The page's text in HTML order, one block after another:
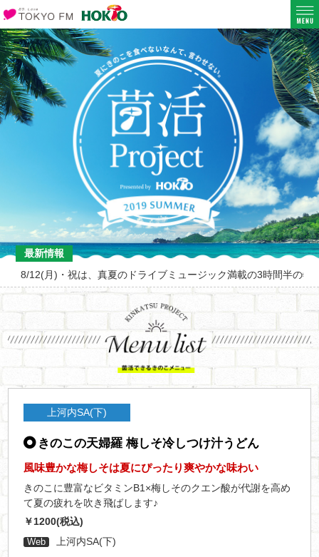
最新情報
8/12(月)・祝は、真夏のドライブミュージック満載の3時間半の特
上河内SA(下)
きのこの天婦羅 梅しそ冷しつけ汁うどん
風味豊かな梅しそは夏にぴったり爽やかな味わい
きのこに豊富なビタミンB1×梅しそのクエン酸が代謝を高め
て夏の疲れを吹き飛ばします♪
￥1200(税込)
Web 上河内SA(下)